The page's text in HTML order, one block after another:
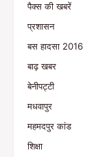
पैक्स की खबरें
प्रशासन
बस हादसा 2016
बाढ़ खबर
बेनीपट्टी
मधवापुर
महमदपुर कांड
शिक्षा